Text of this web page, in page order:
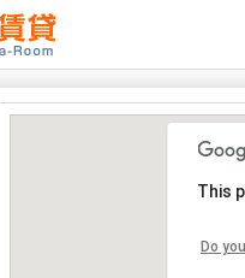
This
Do